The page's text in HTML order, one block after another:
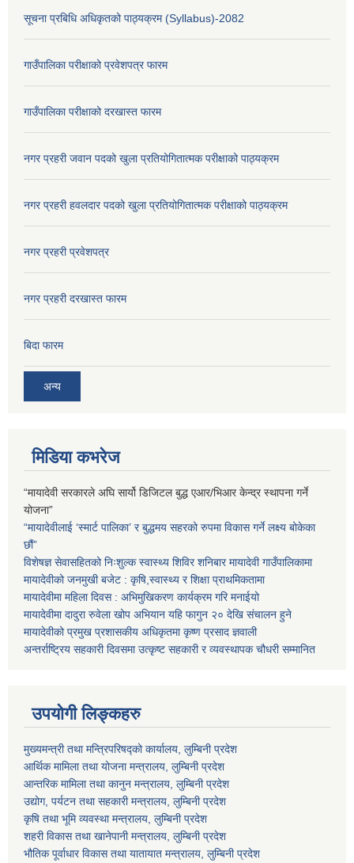
सूचना प्रबिधि अधिकृतको पाठ्यक्रम (Syllabus)-2082
गाउँपालिका परीक्षाको प्रवेशपत्र फारम
गाउँपालिका परीक्षाको दरखास्त फारम
नगर प्रहरी जवान पदको खुला प्रतियोगितात्मक परीक्षाको पाठ्यक्रम
नगर प्रहरी हवलदार पदको खुला प्रतियोगितात्मक परीक्षाको पाठ्यक्रम
नगर प्रहरी प्रवेशपत्र
नगर प्रहरी दरखास्त फारम
बिदा फारम
अन्य
मिडिया कभरेज
“मायादेवी सरकारले अघि सार्यो डिजिटल बुद्ध एआर/भिआर केन्द्र स्थापना गर्ने
योजना”
“मायादेवीलाई ‘स्मार्ट पालिका’ र बुद्धमय सहरको रुपमा विकास गर्ने लक्ष्य बोकेका
छौं”
विशेषज्ञ सेवासहितको निःशुल्क स्वास्थ्य शिविर शनिबार मायादेवी गाउँपालिकामा
मायादेवीको जनमुखी बजेट : कृषि,स्वास्थ्य र शिक्षा प्राथमिकतामा
मायादेवीमा महिला दिवस : अभिमुखिकरण कार्यक्रम गरि मनाईयो
मायादेवीमा दादुरा रुवेला खोप अभियान यहि फागुन २० देखि संचालन हुने
मायादेवीको प्रमुख प्रशासकीय अधिकृतमा कृष्ण प्रसाद ज्ञवाली
अन्तर्राष्ट्रिय सहकारी दिवसमा उत्कृष्ट सहकारी र व्यवस्थापक चौधरी सम्मानित
उपयोगी लिङ्कहरु
मुख्यमन्त्री तथा मन्त्रिपरिषद्को कार्यालय, लुम्बिनी प्रदेश
आर्थिक मामिला तथा योजना मन्त्रालय, लुम्बिनी प्रदेश
आन्तरिक मामिला तथा कानुन मन्त्रालय, लुम्बिनी प्रदेश
उद्योग, पर्यटन तथा सहकारी मन्त्रालय, लुम्बिनी प्रदेश
कृषि तथा भूमि व्यवस्था मन्त्रालय, लुम्बिनी प्रदेश
शहरी विकास तथा खानेपानी मन्त्रालय, लुम्बिनी प्रदेश
भौतिक पूर्वाधार विकास तथा यातायात मन्त्रालय, लुम्बिनी प्रदेश